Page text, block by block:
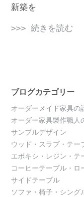
新築を
>>> 続きを読む
ブログカテゴリー
オーダーメイド家具の
オーダー家具製作職人
サンプルデザイン
ウッド・スラブ・テー
エポキシ・レジン・テ
コーヒーテーブル・ロ
サイドテーブル
ソファ・椅子・シング